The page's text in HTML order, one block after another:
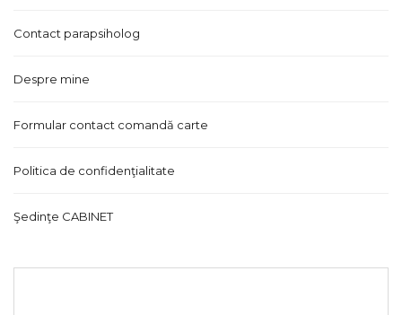
Contact parapsiholog
Despre mine
Formular contact comandă carte
Politica de confidenţialitate
Şedinţe CABINET